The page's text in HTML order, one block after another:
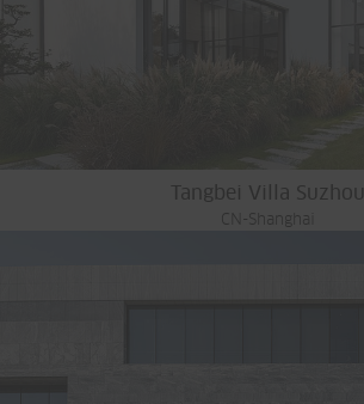
Tangbei Villa Suzhou
CN-Shanghai